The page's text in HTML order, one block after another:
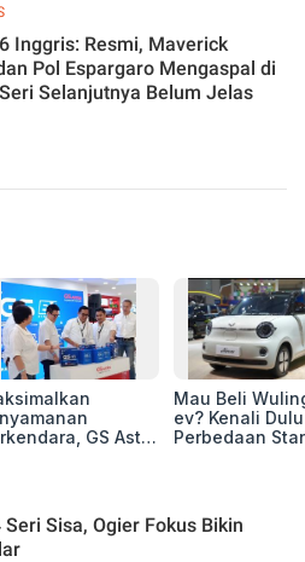
Inggris: Resmi, Maverick
Pol Espargaro Mengaspal di
Selanjutnya Belum Jelas
GS Astra
Mau Beli
ev? Kenali Dulu
Perbedaan
Seri Sisa, Ogier Fokus Bikin